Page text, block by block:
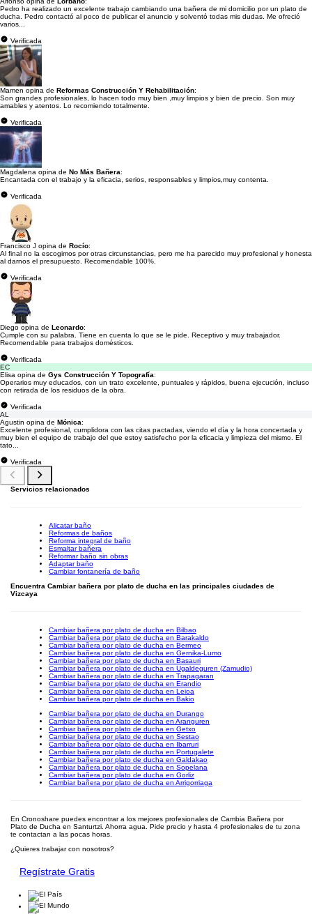
Pedro ha realizado un excelente trabajo cambiando una bañera de mi domicilio por un plato de
ducha. Pedro contactó al poco de publicar el anuncio y solventó todas mis dudas. Me ofreció
varios...
Verificada
Mamen opina de Reformas Construcción Y Rehabilitación:
Son grandes profesionales, lo hacen todo muy bien ,muy limpios y bien de precio. Son muy
amables y atentos. Lo recomiendo totalmente.
Verificada
Magdalena opina de No Más Bañera:
Encantada con el trabajo y la eficacia, serios, responsables y limpios,muy contenta.
Verificada
Francisco J opina de Rocío:
Al final no la escogimos por otras circunstancias, pero me ha parecido muy profesional y honesta
al darnos el presupuesto. Recomendable 100%.
Verificada
Diego opina de Leonardo:
Cumple con su palabra. Tiene en cuenta lo que se le pide. Receptivo y muy trabajador.
Recomendable para trabajos domésticos.
Verificada
EC
Elisa opina de Gys Construcción Y Topografía:
Operarios muy educados, con un trato excelente, puntuales y rápidos, buena ejecución, incluso
con retirada de los residuos de la obra.
Verificada
AL
Agustin opina de Mónica:
Excelente profesional, cumplidora con las citas pactadas, viendo el día y la hora concertada y
muy bien el equipo de trabajo del que estoy satisfecho por la eficacia y limpieza del mismo. El
tato...
Verificada
Servicios relacionados
Alicatar baño
Reformas de baños
Reforma integral de baño
Esmaltar bañera
Reformar baño sin obras
Adaptar baño
Cambiar fontanería de baño
Encuentra Cambiar bañera por plato de ducha en las principales ciudades de
Vizcaya
Cambiar bañera por plato de ducha en Bilbao
Cambiar bañera por plato de ducha en Barakaldo
Cambiar bañera por plato de ducha en Bermeo
Cambiar bañera por plato de ducha en Gernika-Lumo
Cambiar bañera por plato de ducha en Basauri
Cambiar bañera por plato de ducha en Ugaldeguren (Zamudio)
Cambiar bañera por plato de ducha en Trapagaran
Cambiar bañera por plato de ducha en Erandio
Cambiar bañera por plato de ducha en Leioa
Cambiar bañera por plato de ducha en Bakio
Cambiar bañera por plato de ducha en Durango
Cambiar bañera por plato de ducha en Aranguren
Cambiar bañera por plato de ducha en Getxo
Cambiar bañera por plato de ducha en Sestao
Cambiar bañera por plato de ducha en Ibarruri
Cambiar bañera por plato de ducha en Portugalete
Cambiar bañera por plato de ducha en Galdakao
Cambiar bañera por plato de ducha en Sopelana
Cambiar bañera por plato de ducha en Gorliz
Cambiar bañera por plato de ducha en Arrigorriaga
En Cronoshare puedes encontrar a los mejores profesionales de Cambia Bañera por
Plato de Ducha en Santurtzi. Ahorra agua. Pide precio y hasta 4 profesionales de tu zona
te contactan a las pocas horas.
¿Quieres trabajar con nosotros?
Regístrate Gratis